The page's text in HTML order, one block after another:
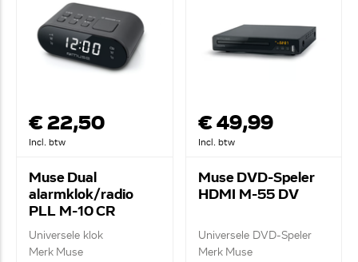
€ 22,50
Incl. btw
Muse Dual
alarmklok/radio
PLL M-10 CR
Universele klok
Merk Muse
€ 49,99
Incl. btw
Muse DVD-Speler
HDMI M-55 DV
Universele DVD-Speler
Merk Muse